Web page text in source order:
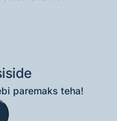
paremaks teha!